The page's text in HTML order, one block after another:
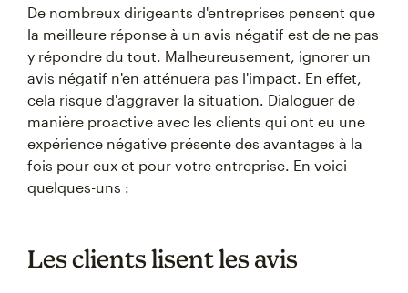
De nombreux dirigeants d'entreprises pensent que
la meilleure réponse à un avis négatif est de ne pas
y répondre du tout. Malheureusement, ignorer un
avis négatif n'en atténuera pas l'impact. En effet,
cela risque d'aggraver la situation. Dialoguer de
manière proactive avec les clients qui ont eu une
expérience négative présente des avantages à la
fois pour eux et pour votre entreprise. En voici
quelques-uns :
Les clients lisent les avis